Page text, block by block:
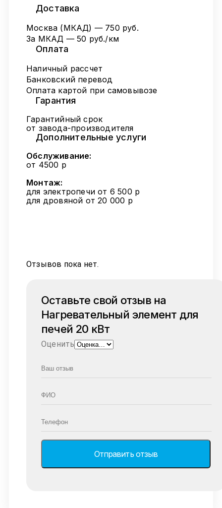
Доставка
Москва (МКАД) — 750 руб.
За МКАД — 50 руб./км
Оплата
Наличный рассчет
Банковский перевод
Оплата картой при самовывозе
Гарантия
Гарантийный срок
от завода-производителя
Дополнительные услуги
Обслуживание:
от 4500 р
Монтаж:
для электропечи от 6 500 р
для дровяной от 20 000 р
Отзывов пока нет.
Оставьте свой отзыв на
Нагревательный элемент для
печей 20 кВт
Оценить